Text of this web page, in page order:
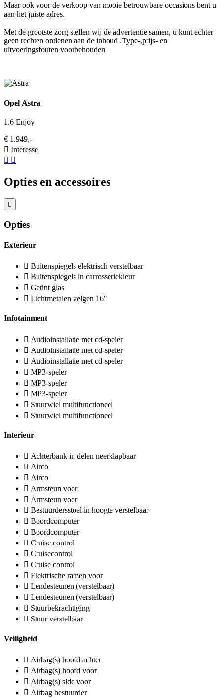
Maar ook voor de verkoop van mooie betrouwbare occasions bent u
aan het juiste adres.
Met de grootste zorg stellen wij de advertentie samen, u kunt echter
geen rechten ontlenen aan de inhoud .Type-,prijs- en
uitvoeringsfouten voorbehouden
Opel Astra
1.6 Enjoy
€ 1.949,-
Interesse
Opties en accessoires
Opties
Exterieur
Buitenspiegels elektrisch verstelbaar
Buitenspiegels in carrosseriekleur
Getint glas
Lichtmetalen velgen 16"
Infotainment
Audioinstallatie met cd-speler
Audioinstallatie met cd-speler
Audioinstallatie met cd-speler
MP3-speler
MP3-speler
MP3-speler
Stuurwiel multifunctioneel
Stuurwiel multifunctioneel
Interieur
Achterbank in delen neerklapbaar
Airco
Airco
Armsteun voor
Armsteun voor
Bestuurdersstoel in hoogte verstelbaar
Boordcomputer
Boordcomputer
Cruise control
Cruisecontrol
Cruise control
Elektrische ramen voor
Lendesteunen (verstelbaar)
Lendesteunen (verstelbaar)
Stuurbekrachtiging
Stuur verstelbaar
Veiligheid
Airbag(s) hoofd achter
Airbag(s) hoofd voor
Airbag(s) side voor
Airbag bestuurder